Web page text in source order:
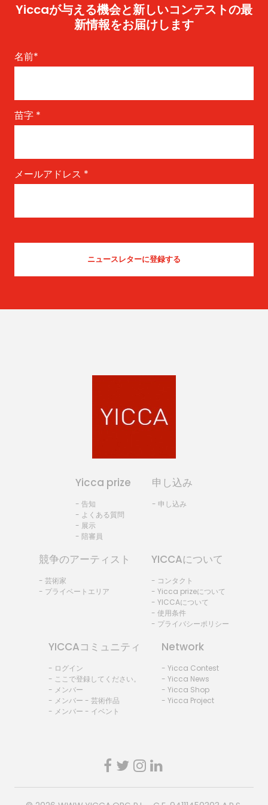
Yiccaが与える機会と新しいコンテストの最
新情報をお届けします
名前*
苗字 *
メールアドレス *
Yicca prize
- 告知
- よくある質問
- 展示
- 陪審員
申し込み
- 申し込み
競争のアーティスト
- 芸術家
- プライベートエリア
YICCAについて
- コンタクト
- Yicca prizeについて
- YICCAについて
- 使用条件
- プライバシーポリシー
YICCAコミュニティ
- ログイン
- ここで登録してください。
- メンバー
- メンバー - 芸術作品
- メンバー - イベント
Network
- Yicca Contest
- Yicca News
- Yicca Shop
- Yicca Project